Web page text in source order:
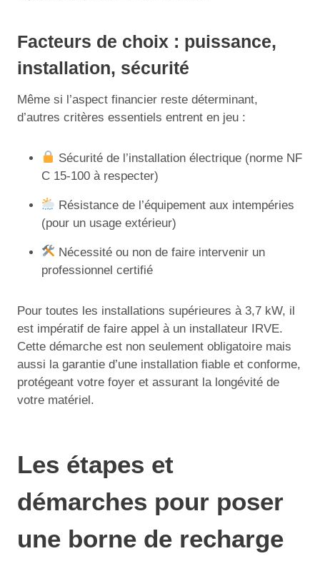
Facteurs de choix : puissance,
installation, sécurité
Même si l’aspect financier reste déterminant,
d’autres critères essentiels entrent en jeu :
Sécurité de l’installation électrique (norme NF
C 15-100 à respecter)
Résistance de l’équipement aux intempéries
(pour un usage extérieur)
Nécessité ou non de faire intervenir un
professionnel certifié
Pour toutes les installations supérieures à 3,7 kW, il
est impératif de faire appel à un installateur IRVE.
Cette démarche est non seulement obligatoire mais
aussi la garantie d’une installation fiable et conforme,
protégeant votre foyer et assurant la longévité de
votre matériel.
Les étapes et
démarches pour poser
une borne de recharge